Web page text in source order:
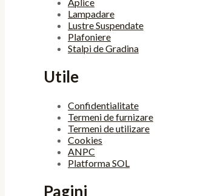
Lampadare
Lustre Suspendate
Plafoniere
Stalpi de Gradina
Utile
Confidentialitate
Termeni de furnizare
Termeni de utilizare
Cookies
ANPC
Platforma SOL
Pagini